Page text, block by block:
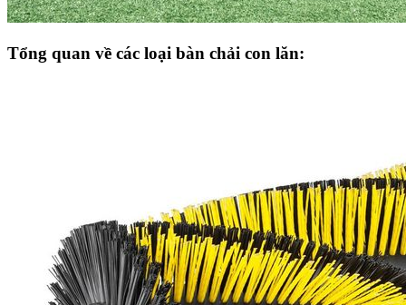
Tổng quan về các loại bàn chải con lăn: